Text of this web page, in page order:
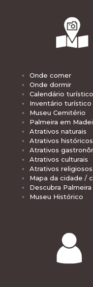
Onde comer
Onde dormir
Calendário turístico
Inventário turístico
Museu Cemitério
Palmeira em
Atrativos naturais
Atrativos históricos
Atrativos
Atrativos culturais
Atrativos religiosos
Mapa da cidade /
Descubra Palmeira
Museu Histórico